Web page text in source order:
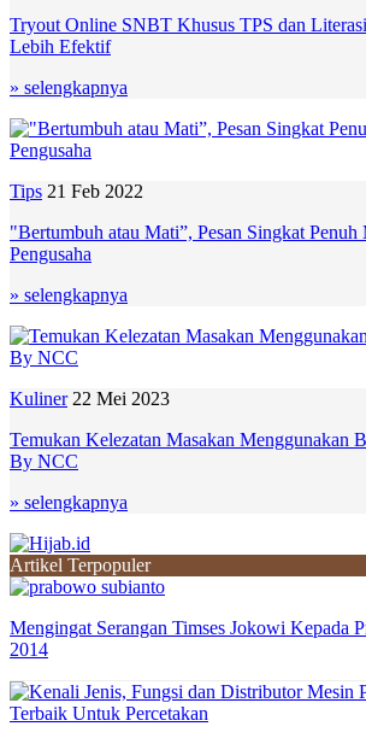
Tryout Online SNBT Khusus TPS dan
Lebih Efektif
» selengkapnya
Tips 21 Feb 2022
"Bertumbuh atau Mati”, Pesan Singkat Penuh
Pengusaha
» selengkapnya
Kuliner 22 Mei 2023
Temukan Kelezatan Masakan Menggunakan
By NCC
» selengkapnya
Artikel Terpopuler
Mengingat Serangan Timses Jokowi Kepada
2014